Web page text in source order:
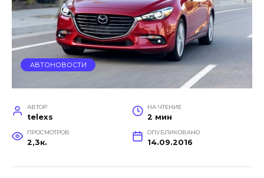
АВТОНОВОСТИ
АВТОР
telexs
НА ЧТЕНИЕ
2 мин
ПРОСМОТРОВ
2,3к.
ОПУБЛИКОВАНО
14.09.2016